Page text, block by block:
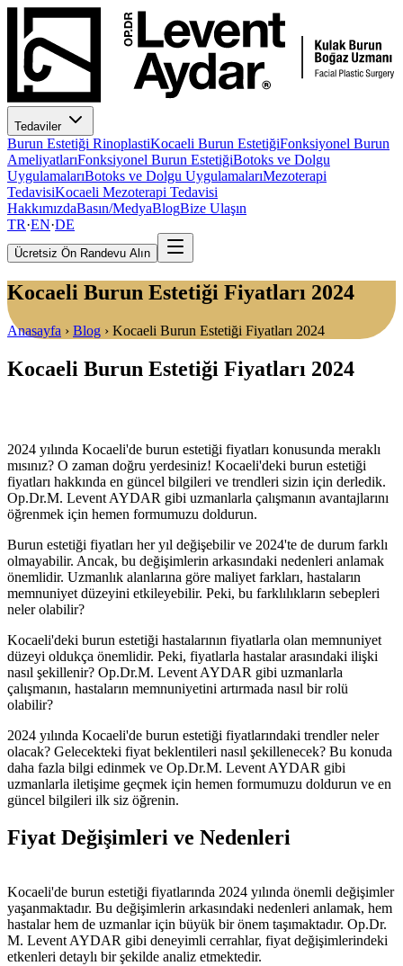
Tedaviler
Burun Estetiği RinoplastiKocaeli Burun EstetiğiFonksiyonel Burun
AmeliyatlarıFonksiyonel Burun EstetiğiBotoks ve Dolgu
UygulamalarıBotoks ve Dolgu UygulamalarıMezoterapi
TedavisiKocaeli Mezoterapi Tedavisi
HakkımızdaBasın/MedyaBlogBize Ulaşın
TR·EN·DE
Ücretsiz Ön Randevu Alın
Kocaeli Burun Estetiği Fiyatları 2024
Anasayfa › Blog › Kocaeli Burun Estetiği Fiyatları 2024
Kocaeli Burun Estetiği Fiyatları 2024
2024 yılında Kocaeli'de burun estetiği fiyatları konusunda meraklı
mısınız? O zaman doğru yerdesiniz! Kocaeli'deki burun estetiği
fiyatları hakkında en güncel bilgileri ve trendleri sizin için derledik.
Op.Dr.M. Levent AYDAR gibi uzmanlarla çalışmanın avantajlarını
öğrenmek için hemen formumuzu doldurun.
Burun estetiği fiyatları her yıl değişebilir ve 2024'te de durum farklı
olmayabilir. Ancak, bu değişimlerin arkasındaki nedenleri anlamak
önemlidir. Uzmanlık alanlarına göre maliyet farkları, hastaların
memnuniyet düzeyini etkileyebilir. Peki, bu farklılıkların sebepleri
neler olabilir?
Kocaeli'deki burun estetiği hastalarının fiyatlarla olan memnuniyet
düzeyi oldukça önemlidir. Peki, fiyatlarla hastalar arasındaki ilişki
nasıl şekillenir? Op.Dr.M. Levent AYDAR gibi uzmanlarla
çalışmanın, hastaların memnuniyetini artırmada nasıl bir rolü
olabilir?
2024 yılında Kocaeli'de burun estetiği fiyatlarındaki trendler neler
olacak? Gelecekteki fiyat beklentileri nasıl şekillenecek? Bu konuda
daha fazla bilgi edinmek ve Op.Dr.M. Levent AYDAR gibi
uzmanlarla iletişime geçmek için hemen formumuzu doldurun ve en
güncel bilgileri ilk siz öğrenin.
Fiyat Değişimleri ve Nedenleri
Kocaeli'de burun estetiği fiyatlarında 2024 yılında önemli değişimler
yaşanmaktadır. Bu değişimlerin arkasındaki nedenleri anlamak, hem
hastalar hem de uzmanlar için büyük bir önem taşımaktadır. Op.Dr.
M. Levent AYDAR gibi deneyimli cerrahlar, fiyat değişimlerindeki
etkenleri detaylı bir şekilde analiz etmektedir.